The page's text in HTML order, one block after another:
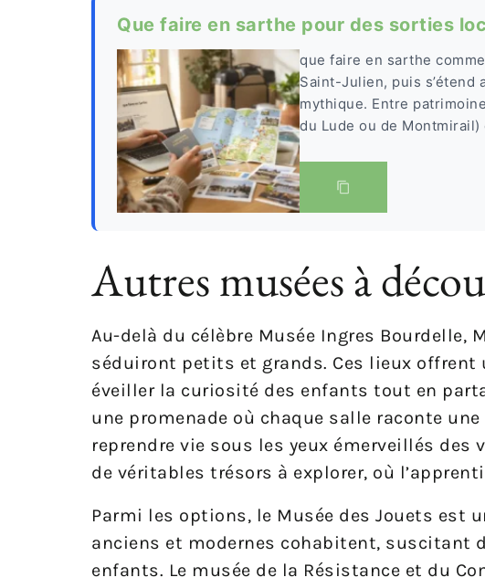
Que faire en sarthe pour des sorties
que faire en sarthe
Saint-Julien, puis s’étend
mythique. Entre
du Lude ou de Montmirail)
Autres musées à
Au-delà du célèbre Musée Ingres
séduiront petits et grands. Ces lieux offrent
éveiller la curiosité des enfants tout en
une promenade où chaque salle raconte
reprendre vie sous les yeux émerveillés
de véritables trésors à explorer, où
Parmi les options, le Musée des Jouets est
anciens et modernes cohabitent, suscitant
enfants. Le musée de la Résistance et du